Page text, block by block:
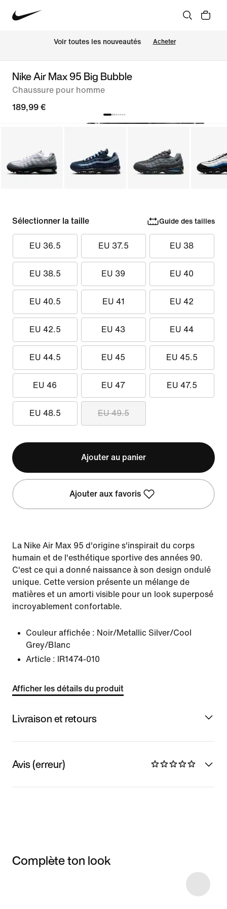
Voir toutes les nouveautés Acheter
Nike Air Max 95 Big Bubble
Chaussure pour homme
189,99 €
Sélectionner la taille Guide des tailles
EU 36.5 EU 37.5 EU 38
EU 38.5 EU 39 EU 40
EU 40.5 EU 41 EU 42
EU 42.5 EU 43 EU 44
EU 44.5 EU 45 EU 45.5
EU 46 EU 47 EU 47.5
EU 48.5 EU 49.5
Ajouter au panier
Ajouter aux favoris
La Nike Air Max 95 d'origine s'inspirait du corps
humain et de l'esthétique sportive des années 90.
C'est ce qui a donné naissance à son design ondulé
unique. Cette version présente un mélange de
matières et un amorti visible pour un look superposé
incroyablement confortable.
Couleur affichée : Noir/Metallic Silver/Cool
Grey/Blanc
Article :
IR1474-010
Afficher les détails du produit
Livraison et retours
Avis (erreur)
Complète ton look